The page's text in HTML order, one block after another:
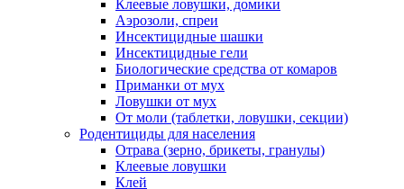
Клеевые ловушки, домики
Аэрозоли, спреи
Инсектицидные шашки
Инсектицидные гели
Биологические средства от комаров
Приманки от мух
Ловушки от мух
От моли (таблетки, ловушки, секции)
Родентициды для населения
Отрава (зерно, брикеты, гранулы)
Клеевые ловушки
Клей